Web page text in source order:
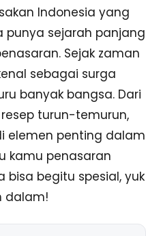
Indonesia yang
sejarah panjang
Sejak zaman
sebagai surga
banyak bangsa. Dari
turun-temurun,
elemen penting dalam
kamu penasaran
bisa begitu spesial, yuk
dalam!